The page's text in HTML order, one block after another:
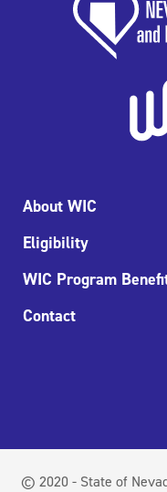
About WIC
Eligibility
WIC Program
Contact
© 2020 - State of